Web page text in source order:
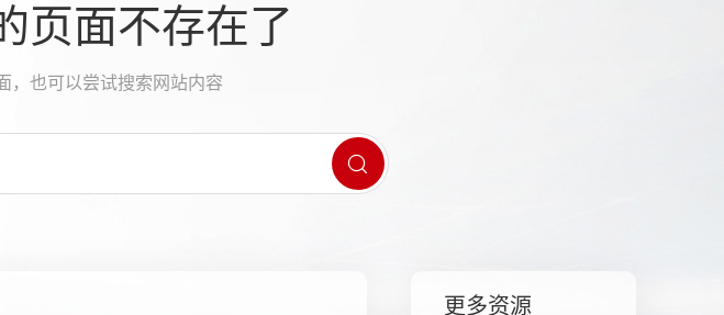
页面不存在了
，也可以尝试搜索网站内容
更多资源